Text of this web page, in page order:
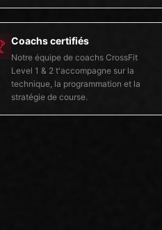
Coachs certifiés
Notre équipe de coachs CrossFit
Level 1 & 2 t'accompagne sur la
technique, la programmation et la
stratégie de course.